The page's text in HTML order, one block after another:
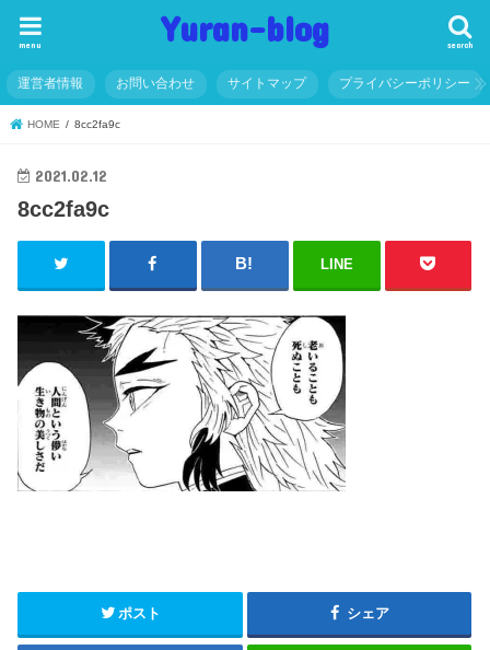
Yuran-blog search
menu
運営者情報 お問い合わせ サイトマップ プライバシーポリシー
HOME 8cc2fa9c
2021.02.12
8cc2fa9c
LINE
ポスト シェア